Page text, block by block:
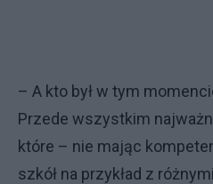
– A kto był w tym
Przede wszystkim
które – nie mając
szkół na przykład z